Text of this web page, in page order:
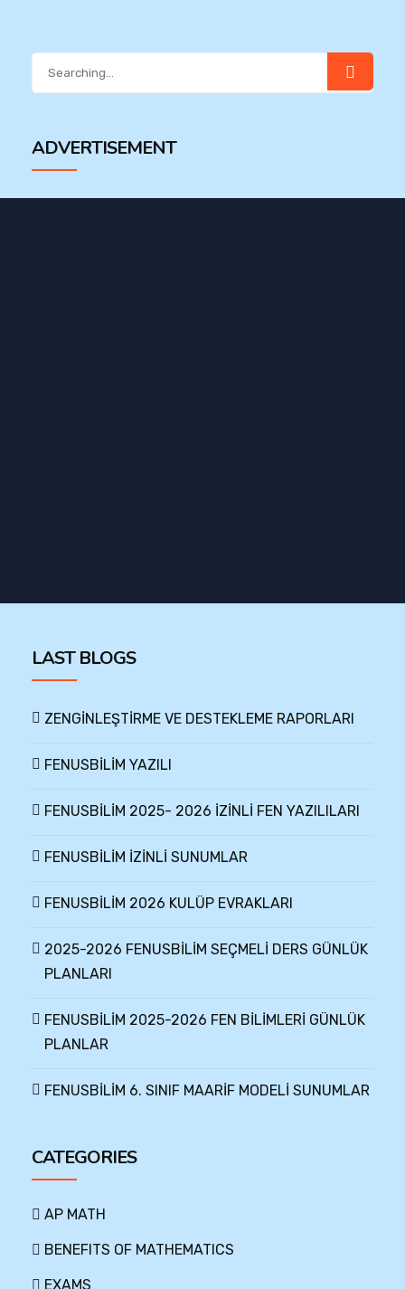
for:
ADVERTISEMENT
LAST BLOGS
ZENGİNLEŞTİRME VE DESTEKLEME RAPORLARI
FENUSBİLİM YAZILI
FENUSBİLİM 2025- 2026 İZİNLİ FEN YAZILILARI
FENUSBİLİM İZİNLİ SUNUMLAR
FENUSBİLİM 2026 KULÜP EVRAKLARI
2025-2026 FENUSBİLİM SEÇMELİ DERS GÜNLÜK
PLANLARI
FENUSBİLİM 2025-2026 FEN BİLİMLERİ GÜNLÜK
PLANLAR
FENUSBİLİM 6. SINIF MAARİF MODELİ SUNUMLAR
CATEGORIES
AP MATH
BENEFITS OF MATHEMATICS
EXAMS